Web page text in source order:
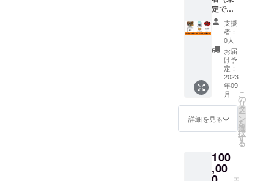
外可能
です
が、公
序良俗
に反す
るお名
前の場
合は、
CAMP
FIREの
アカウ
又は、
こちら
名前を
掲載さ
礼メッ
セージ
カー
ド １
枚 【重
要！】
備考欄
にホー
ムペー
ジ、パ
ンフ
に掲載
するお
くださ
い。
※（掲載
１枚
ページ
にお名
前掲載
・監督
からあ
なたへ
お礼
メッ
セージ
カード
１枚
【重
ホーム
ペー
ジ、パ
定です
が必ず
出演者
が参加
しま
す）、
監督と
「みち
くさ能
勢」ラ
ンチ
会 １
名様 ・
みちく
での上
映会
１名様
支援
者：
0人
お届
け予
定：
2023
年09
月
詳細を見る
こ
の
リ
タ
ー
ン
を
選
択
す
る
100
,00